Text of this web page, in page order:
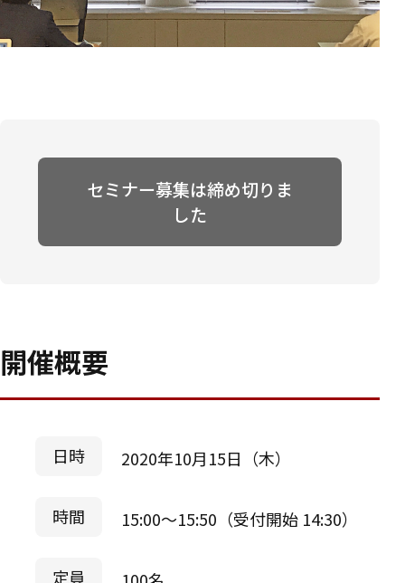
セミナー募集は締め切りま
した
開催概要
日時 2020年10月15日（木）
時間 15:00～15:50（受付開始 14:30）
定員